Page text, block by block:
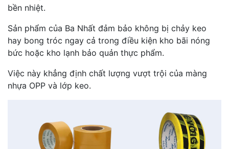
bền nhiệt.
Sản phẩm của Ba Nhất đảm bảo không bị chảy keo
hay bong tróc ngay cả trong điều kiện kho bãi nóng
bức hoặc kho lạnh bảo quản thực phẩm.
Việc này khẳng định chất lượng vượt trội của màng
nhựa OPP và lớp keo.